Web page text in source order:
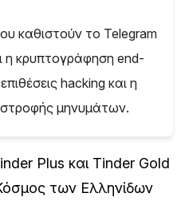
καθιστούν το Telegram
η κρυπτογράφηση end-
hacking και η
μηνυμάτων.
Plus και Tinder Gold
των Ελληνίδων